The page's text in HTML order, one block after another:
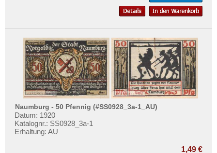
Niederlahnstein
Nieheim
Niendorf
Nienhagen
Nimptsch
Norddorf auf Amrum
Norden
Nordenham
Naumburg - 50 Pfennig (#SS0928_3a-1_AU)
Datum: 1920
Katalognr.: SS0928_3a-1
Erhaltung: AU
1,49 €